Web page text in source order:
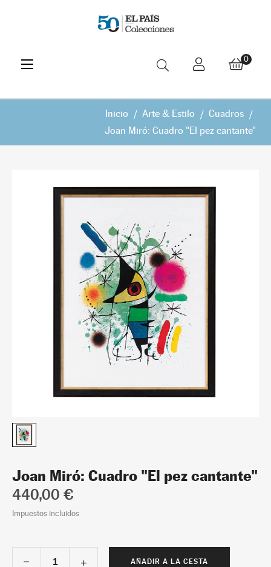
Navegación
de
☰ 0
Inicio Arte & Estilo
Cuadros
Joan Miró: Cuadro "El pez cantante"
Joan Miró: Cuadro "El pez cantante"
440,00 €
Impuestos incluidos
AÑADIR A LA CESTA